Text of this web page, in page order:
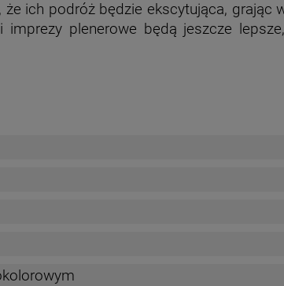
ich podróż będzie ekscytująca, grając
plenerowe będą jeszcze